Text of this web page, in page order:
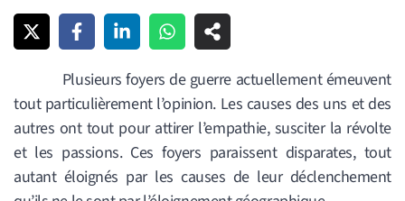
Plusieurs foyers de guerre actuellement émeuvent
tout particulièrement l’opinion. Les causes des uns et des
autres ont tout pour attirer l’empathie, susciter la révolte
et les passions. Ces foyers paraissent disparates, tout
autant éloignés par les causes de leur déclenchement